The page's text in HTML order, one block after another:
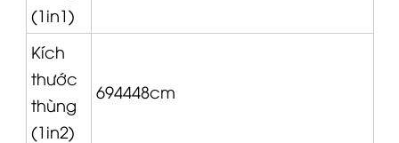
(1in1)
Kích
thước
thùng
(1in2)
694448cm